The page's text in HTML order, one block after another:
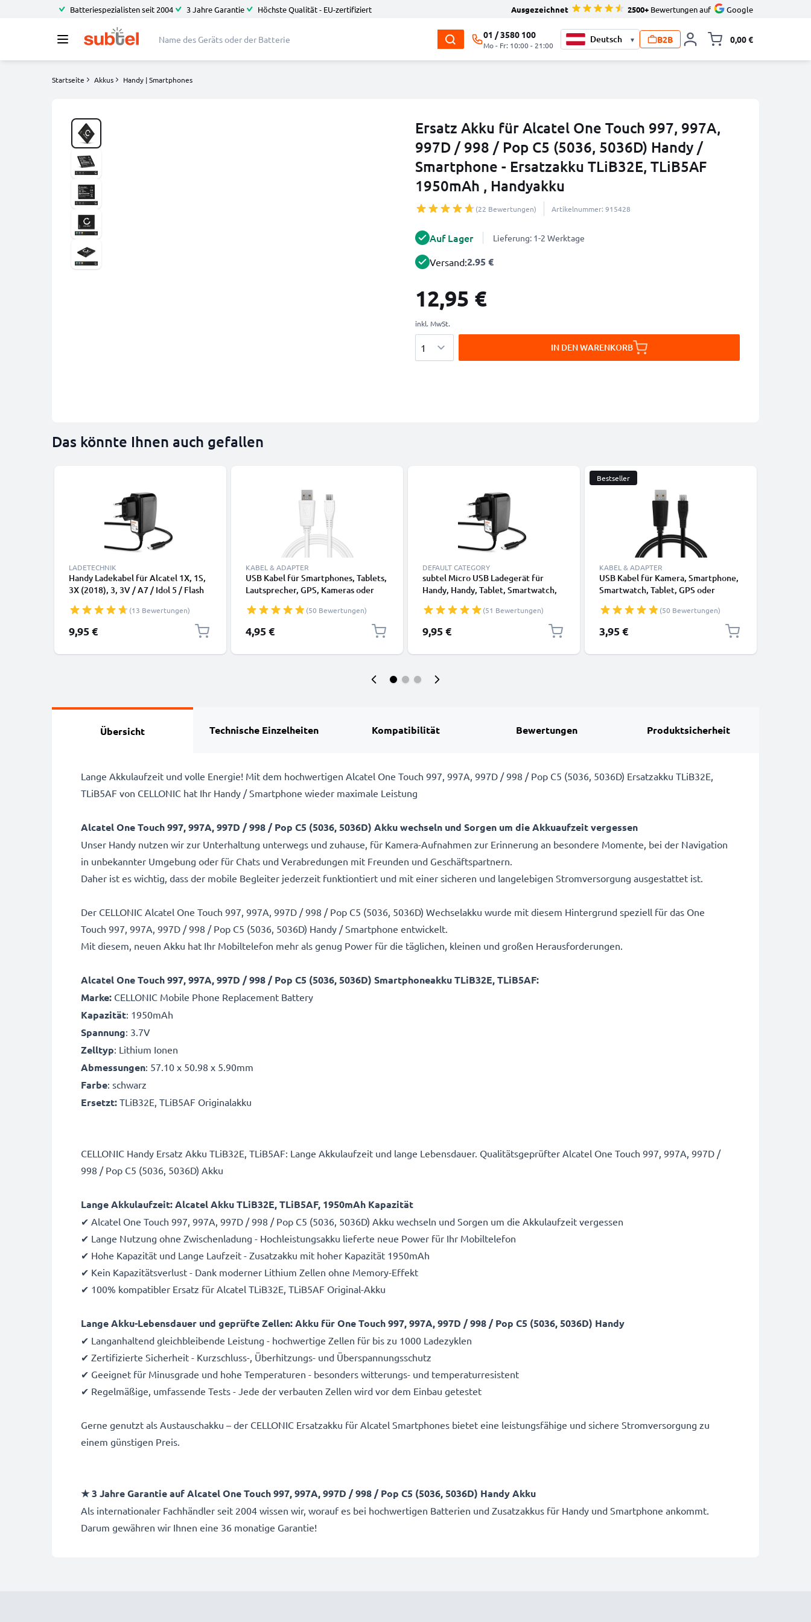
Batteriespezialisten seit 2004 3 Jahre Garantie Höchste Qualität - EU-zertifiziert Ausgezeichnet 2500+ Bewertungen auf Google
01 / 3580 100
Mo - Fr: 10:00 - 21:00
▾ B2B 0,00 €
Startseite Akkus Handy | Smartphones
Ersatz Akku für Alcatel One Touch 997, 997A,
997D / 998 / Pop C5 (5036, 5036D) Handy /
Smartphone - Ersatzakku TLiB32E, TLiB5AF
1950mAh , Handyakku
(22 Bewertungen) Artikelnummer: 915428
Auf Lager Lieferung: 1-2 Werktage
Versand:2.95 €
12,95 €
inkl. MwSt.
IN DEN WARENKORB
Das könnte Ihnen auch gefallen
LADETECHNIK
Handy Ladekabel für Alcatel 1X, 1S,
3X (2018), 3, 3V / A7 / Idol 5 / Flash
- 1A / 1000mA Micro USB Ladegerät
1.1m, Handyladekabel
(13 Bewertungen)
9,95 €
KABEL & ADAPTER
USB Kabel für Smartphones, Tablets,
Lautsprecher, GPS, Kameras oder
Datenkabel weiß(50 Bewertungen)
4,95 €
DEFAULT CATEGORY
subtel Micro USB Ladegerät für
Handy, Handy, Tablet, Smartwatch,
Ladekabel - 1A / 1000mA, 1.1m
(51 Bewertungen)
9,95 €
Bestseller
KABEL & ADAPTER
USB Kabel für Kamera, Smartphone,
Smartwatch, Tablet, GPS oder
Datenkabel schwarz(50 Bewertungen)
3,95 €
Übersicht Technische Einzelheiten Kompatibilität Bewertungen Produktsicherheit
Lange Akkulaufzeit und volle Energie! Mit dem hochwertigen Alcatel One Touch 997, 997A, 997D / 998 / Pop C5 (5036, 5036D) Ersatzakku TLiB32E,
TLiB5AF von CELLONIC hat Ihr Handy / Smartphone wieder maximale Leistung
Alcatel One Touch 997, 997A, 997D / 998 / Pop C5 (5036, 5036D) Akku wechseln und Sorgen um die Akkuaufzeit vergessen
Unser Handy nutzen wir zur Unterhaltung unterwegs und zuhause, für Kamera-Aufnahmen zur Erinnerung an besondere Momente, bei der Navigation
in unbekannter Umgebung oder für Chats und Verabredungen mit Freunden und Geschäftspartnern.
Daher ist es wichtig, dass der mobile Begleiter jederzeit funktiontiert und mit einer sicheren und langelebigen Stromversorgung ausgestattet ist.
Der CELLONIC Alcatel One Touch 997, 997A, 997D / 998 / Pop C5 (5036, 5036D) Wechselakku wurde mit diesem Hintergrund speziell für das One
Touch 997, 997A, 997D / 998 / Pop C5 (5036, 5036D) Handy / Smartphone entwickelt.
Mit diesem, neuen Akku hat Ihr Mobiltelefon mehr als genug Power für die täglichen, kleinen und großen Herausforderungen.
Alcatel One Touch 997, 997A, 997D / 998 / Pop C5 (5036, 5036D) Smartphoneakku TLiB32E, TLiB5AF:
Marke: CELLONIC Mobile Phone Replacement Battery
Kapazität: 1950mAh
Spannung: 3.7V
Zelltyp: Lithium Ionen
Abmessungen: 57.10 x 50.98 x 5.90mm
Farbe: schwarz
Ersetzt: TLiB32E, TLiB5AF Originalakku
CELLONIC Handy Ersatz Akku TLiB32E, TLiB5AF: Lange Akkulaufzeit und lange Lebensdauer. Qualitätsgeprüfter Alcatel One Touch 997, 997A, 997D /
998 / Pop C5 (5036, 5036D) Akku
Lange Akkulaufzeit: Alcatel Akku TLiB32E, TLiB5AF, 1950mAh Kapazität
✔ Alcatel One Touch 997, 997A, 997D / 998 / Pop C5 (5036, 5036D) Akku wechseln und Sorgen um die Akkulaufzeit vergessen
✔ Lange Nutzung ohne Zwischenladung - Hochleistungsakku lieferte neue Power für Ihr Mobiltelefon
✔ Hohe Kapazität und Lange Laufzeit - Zusatzakku mit hoher Kapazität 1950mAh
✔ Kein Kapazitätsverlust - Dank moderner Lithium Zellen ohne Memory-Effekt
✔ 100% kompatibler Ersatz für Alcatel TLiB32E, TLiB5AF Original-Akku
Lange Akku-Lebensdauer und geprüfte Zellen: Akku für One Touch 997, 997A, 997D / 998 / Pop C5 (5036, 5036D) Handy
✔ Langanhaltend gleichbleibende Leistung - hochwertige Zellen für bis zu 1000 Ladezyklen
✔ Zertifizierte Sicherheit - Kurzschluss-, Überhitzungs- und Überspannungsschutz
✔ Geeignet für Minusgrade und hohe Temperaturen - besonders witterungs- und temperaturresistent
✔ Regelmäßige, umfassende Tests - Jede der verbauten Zellen wird vor dem Einbau getestet
Gerne genutzt als Austauschakku – der CELLONIC Ersatzakku für Alcatel Smartphones bietet eine leistungsfähige und sichere Stromversorgung zu
einem günstigen Preis.
★ 3 Jahre Garantie auf Alcatel One Touch 997, 997A, 997D / 998 / Pop C5 (5036, 5036D) Handy Akku
Als internationaler Fachhändler seit 2004 wissen wir, worauf es bei hochwertigen Batterien und Zusatzakkus für Handy und Smartphone ankommt.
Darum gewähren wir Ihnen eine 36 monatige Garantie!